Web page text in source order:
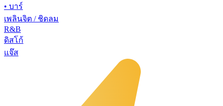
• บาร์
เพลินจิต / ชิดลม
R&B
ดิสโก้
แจ๊ส